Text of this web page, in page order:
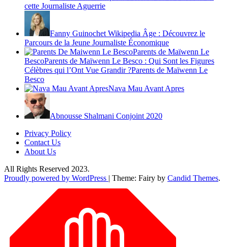
cette Journaliste Aguerrie
Fanny Guinochet Wikipedia Âge : Découvrez le
Parcours de la Jeune Journaliste Économique
Parents de Maïwenn Le
BescoParents de Maïwenn Le Besco : Qui Sont les Figures
Célèbres qui l’Ont Vue Grandir ?Parents de Maïwenn Le
Besco
Nava Mau Avant Apres
Abnousse Shalmani Conjoint 2020
Privacy Policy
Contact Us
About Us
All Rights Reserved 2023.
Proudly powered by WordPress | Theme: Fairy by Candid Themes.